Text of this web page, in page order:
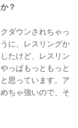
？
ダウンされちゃっ
に、レスリングか
たけど、レスリン
っぱもっともっと
思っています。ア
ちゃ強いので、そ